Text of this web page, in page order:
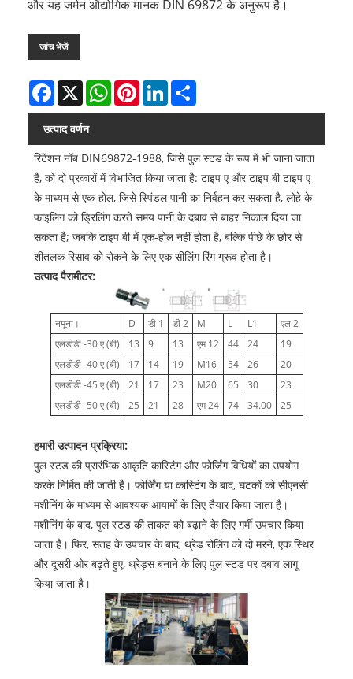
और यह जर्मन औद्योगिक मानक DIN 69872 के अनुरूप है।
जांच भेजें
Facebook
X WhatsAppPinterestLinkedIn
उत्पाद वर्णन
रिटेंशन नॉब DIN69872-1988, जिसे पुल स्टड के रूप में भी जाना जाता
है, को दो प्रकारों में विभाजित किया जाता है: टाइप ए और टाइप बी टाइप ए
के माध्यम से एक-होल, जिसे स्पिंडल पानी का निर्वहन कर सकता है, लोहे के
फाइलिंग को ड्रिलिंग करते समय पानी के दबाव से बाहर निकाल दिया जा
सकता है; जबकि टाइप बी में एक-होल नहीं होता है, बल्कि पीछे के छोर से
शीतलक रिसाव को रोकने के लिए एक सीलिंग रिंग ग्रूव होता है।
उत्पाद पैरामीटर:
नमूना। D डी 1 डी 2 M L L1
एल 2
एलडीडी -30 ए (बी)
13 9 13 एम 12 44 24
19
एलडीडी -40 ए (बी)
17 14 19 M16 54 26
20
एलडीडी -45 ए (बी)
21 17 23 M20 65 30
23
एलडीडी -50 ए (बी)
25 21 28 एम 24 74 34.00 25
हमारी उत्पादन प्रक्रिया:
पुल स्टड की प्रारंभिक आकृति कास्टिंग और फोर्जिंग विधियों का उपयोग
करके निर्मित की जाती है। फोर्जिंग या कास्टिंग के बाद, घटकों को सीएनसी
मशीनिंग के माध्यम से आवश्यक आयामों के लिए तैयार किया जाता है।
मशीनिंग के बाद, पुल स्टड की ताकत को बढ़ाने के लिए गर्मी उपचार किया
जाता है। फिर, सतह के उपचार के बाद, थ्रेड रोलिंग को दो मरने, एक स्थिर
और दूसरी ओर बढ़ते हुए, थ्रेड्स बनाने के लिए पुल स्टड पर दबाव लागू
किया जाता है।